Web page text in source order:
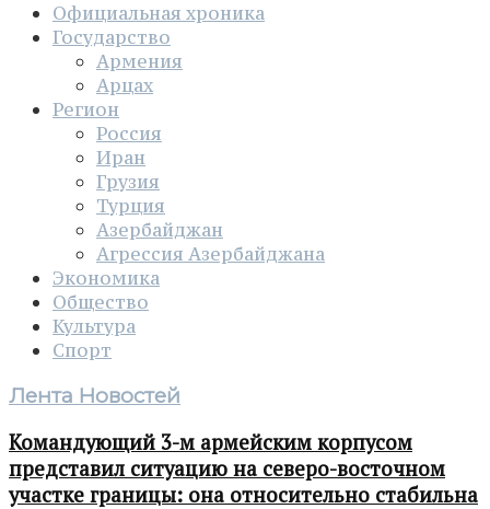
Официальная хроника
Государство
Армения
Арцах
Регион
Россия
Иран
Грузия
Турция
Азербайджан
Агрессия Азербайджана
Экономика
Общество
Культура
Спорт
Лента Новостей
Командующий 3-м армейским корпусом
представил ситуацию на северо-восточном
участке границы: она относительно стабильна